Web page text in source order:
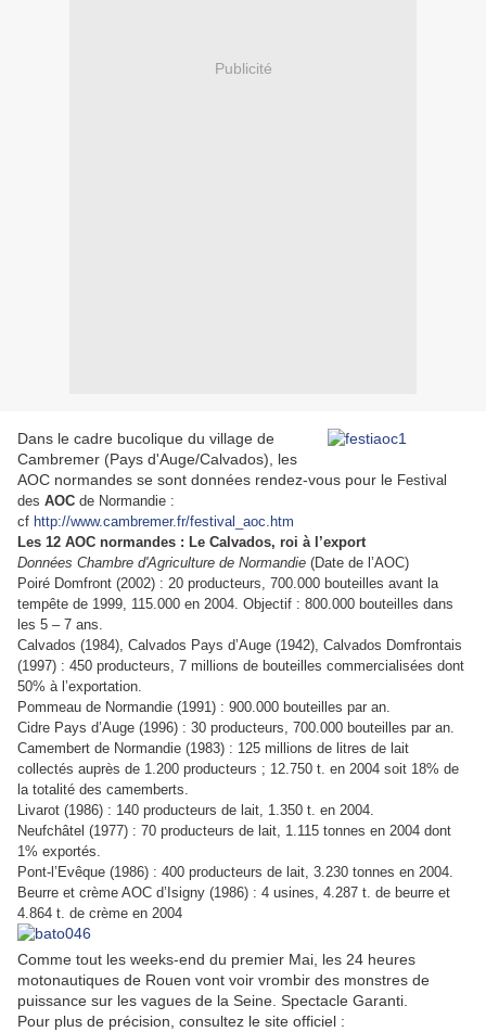
Publicité
Dans le cadre bucolique du village de
Cambremer (Pays d'Auge/Calvados), les
AOC normandes se sont données rendez-vous pour le Festival
des AOC de Normandie :
cf http://www.cambremer.fr/festival_aoc.htm
Les 12 AOC normandes : Le Calvados, roi à l’export
Données Chambre d'Agriculture de Normandie (Date de l’AOC)
Poiré Domfront (2002) : 20 producteurs, 700.000 bouteilles avant la
tempête de 1999, 115.000 en 2004. Objectif : 800.000 bouteilles dans
les 5 – 7 ans.
Calvados (1984), Calvados Pays d’Auge (1942), Calvados Domfrontais
(1997) : 450 producteurs, 7 millions de bouteilles commercialisées dont
50% à l’exportation.
Pommeau de Normandie (1991) : 900.000 bouteilles par an.
Cidre Pays d’Auge (1996) : 30 producteurs, 700.000 bouteilles par an.
Camembert de Normandie (1983) : 125 millions de litres de lait
collectés auprès de 1.200 producteurs ; 12.750 t. en 2004 soit 18% de
la totalité des camemberts.
Livarot (1986) : 140 producteurs de lait, 1.350 t. en 2004.
Neufchâtel (1977) : 70 producteurs de lait, 1.115 tonnes en 2004 dont
1% exportés.
Pont-l’Evêque (1986) : 400 producteurs de lait, 3.230 tonnes en 2004.
Beurre et crème AOC d’Isigny (1986) : 4 usines, 4.287 t. de beurre et
4.864 t. de crème en 2004
Comme tout les weeks-end du premier Mai, les 24 heures
motonautiques de Rouen vont voir vrombir des monstres de
puissance sur les vagues de la Seine. Spectacle Garanti.
Pour plus de précision, consultez le site officiel :